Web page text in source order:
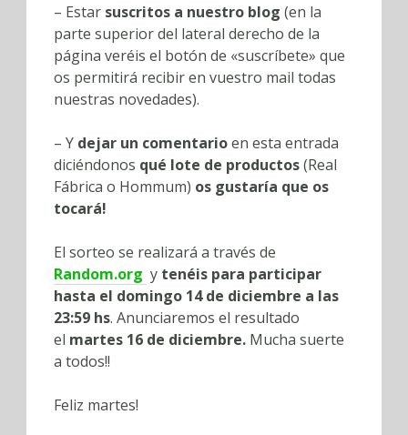
– Estar suscritos a nuestro blog (en la
parte superior del lateral derecho de la
página veréis el botón de «suscríbete» que
os permitirá recibir en vuestro mail todas
nuestras novedades).
– Y dejar un comentarioen esta entrada
diciéndonos qué lote de productos(Real
Fábrica o Hommum) os gustaría que os
tocará!
El sorteo se realizará a través de
Random.org y tenéis para participar
hasta el domingo 14 de diciembre a las
23:59 hs. Anunciaremos el resultado
el martes 16 de diciembre. Mucha suerte
a todos!!
Feliz martes!